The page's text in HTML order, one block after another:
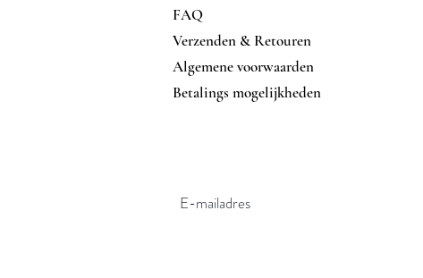
FAQ
Verzenden & Retouren
Algemene voorwaarden
Betalings mogelijkheden